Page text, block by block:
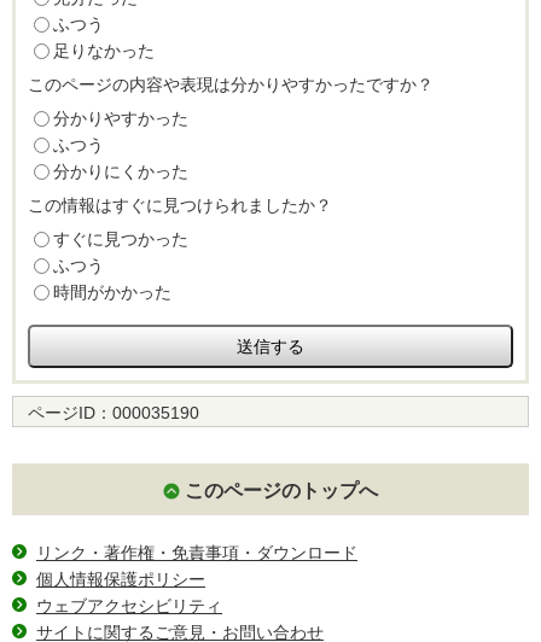
ふつう
足りなかった
このページの内容や表現は分かりやすかったですか？
分かりやすかった
ふつう
分かりにくかった
この情報はすぐに見つけられましたか？
すぐに見つかった
ふつう
時間がかかった
ページID： 000035190
このページのトップへ
リンク・著作権・免責事項・ダウンロード
個人情報保護ポリシー
ウェブアクセシビリティ
サイトに関するご意見・お問い合わせ